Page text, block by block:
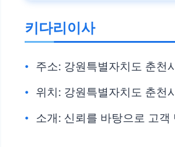
키다리이사
주소: 강원특별자치도 춘천
위치: 강원특별자치도 춘천
소개: 신뢰를 바탕으로 고